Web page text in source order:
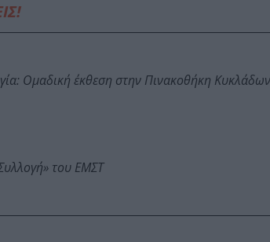
Ομαδική έκθεση στην Πινακοθήκη Κυκλάδων
του ΕΜΣΤ